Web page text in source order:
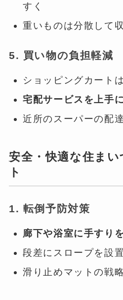
すく
重いものは分散して
5. 買い物の負担軽減
ショッピングカート
宅配サービスを上手
近所のスーパーの配
安全・快適な住ま
ト
1. 転倒予防対策
廊下や浴室に手すり
段差にスロープを設置
滑り止めマットの戦